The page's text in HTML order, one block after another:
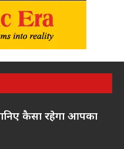
कैसा रहेगा आपका